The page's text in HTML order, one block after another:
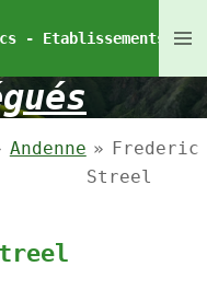
- Etablissements
Andenne » Frederic
Streel